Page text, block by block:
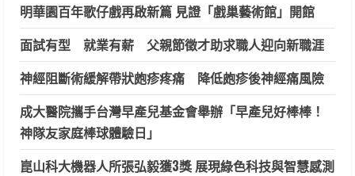
明華園百年歌仔戲再啟新篇 見證「戲巢藝術館」開館
面試有型 就業有薪 父親節徵才助求職人迎向新職涯
神經阻斷術緩解帶狀皰疹疼痛 降低皰疹後神經痛風險
成大醫院攜手台灣早產兒基金會舉辦「早產兒好棒棒！
神隊友家庭棒球體驗日」
崑山科大機器人所張弘毅獲3獎 展現綠色科技與智慧感測